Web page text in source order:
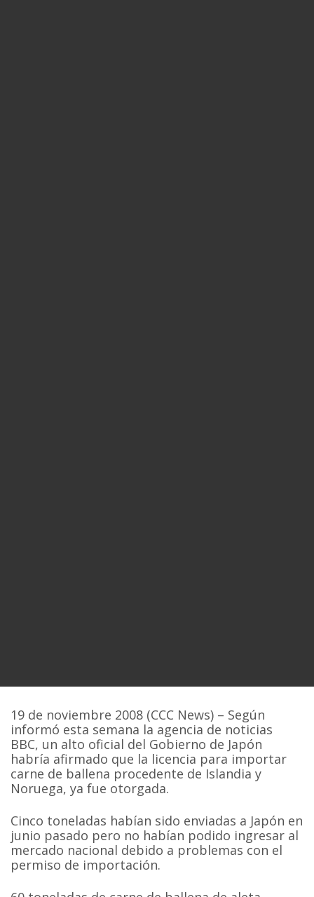
19 de noviembre 2008 (CCC News) – Según
informó esta semana la agencia de noticias
BBC, un alto oficial del Gobierno de Japón
habría afirmado que la licencia para importar
carne de ballena procedente de Islandia y
Noruega, ya fue otorgada.
Cinco toneladas habían sido enviadas a Japón en
junio pasado pero no habían podido ingresar al
mercado nacional debido a problemas con el
permiso de importación.